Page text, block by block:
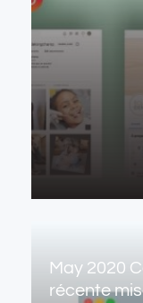
May 2020
récente